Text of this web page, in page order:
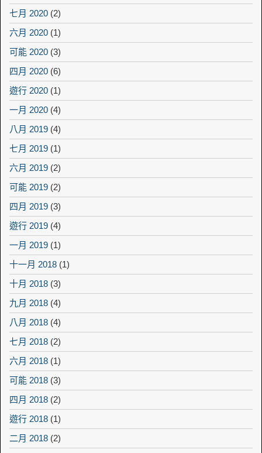
七月 2020 (2)
六月 2020 (1)
可能 2020 (3)
四月 2020 (6)
遊行 2020 (1)
一月 2020 (4)
八月 2019 (4)
七月 2019 (1)
六月 2019 (2)
可能 2019 (2)
四月 2019 (3)
遊行 2019 (4)
一月 2019 (1)
十一月 2018 (1)
十月 2018 (3)
九月 2018 (4)
八月 2018 (4)
七月 2018 (2)
六月 2018 (1)
可能 2018 (3)
四月 2018 (2)
遊行 2018 (1)
二月 2018 (2)